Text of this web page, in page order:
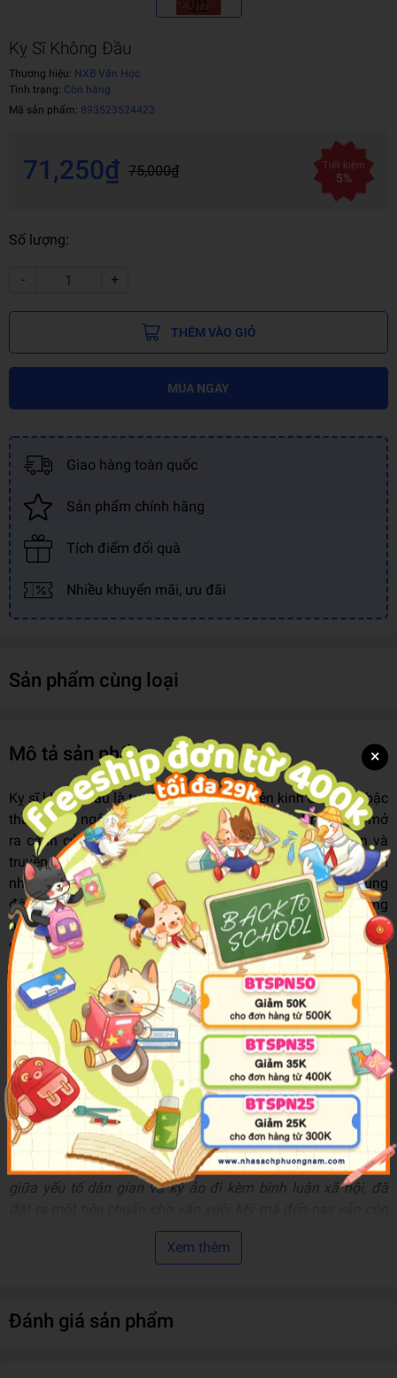
Kỵ Sĩ Không Đầu
Thương hiệu: NXB Văn Học
Tình trạng: Còn hàng
Mã sản phẩm: 893523524423
71,250₫ 75,000₫ Tiết kiệm
5%
Số lượng:
- +
THÊM VÀO GIỎ
MUA NGAY
Giao hàng toàn quốc
Sản phẩm chính hãng
Tích điểm đổi quà
Nhiều khuyến mãi, ưu đãi
Sản phẩm cùng loại
Mô tả sản phẩm
Kỵ sĩ không đầu là tuyển tập 7 câu chuyện kinh điển của bậc
thầy chyện ngắn người Mỹ Washington Irving. Không chỉ mở
ra cánh cửa dẫn vào thế giới của huyền thoại dân gian và
truyền thuyết bí ẩn, tập truyện ngắn này còn mang đến
những suy ngẫm sâu sắc về bản chất con người, Sự xung
đột giữa cũ và mới, và sức mạnh bất tận của trí tưởng
tượng. Từ truyền thuyết rùng rợn về bóng ma kỵ sĩ xứ Hesse
trong Kỵ sĩ không đầu, đến câu chuyện đầy bí ẩn của Rip
Van Winkle, mỗi truyện đều là một lát cắt sống động của
cuộc sống và văn hóa Mỹ đầu thế kỷ 19. Tuyển tập này
không chỉ là sự kết hợp giữa huyền thoại, kỳ ảo và đời thực
mà còn khắc họa sâu sắc những tâm tư, tính cách và giấc
mơ của con người. Đây là một cuốn sách không thể thiếu
cho những độc giả yêu thích văn học cổ điển và văn hóa
Mỹ.
------
"Sự điêu luyện trong nghệ thuật kể chuyển của Irving kết hợp
giữa yếu tố dân gian và kỳ ảo đi kèm bình luận xã hội, đã
vang vọng" - The Guardian
"Washington Irving thường được gọi là cha đẻ của văn học
hỉnh trường tồn theo thời gian" - The New York Times
Xem thêm
Đánh giá sản phẩm
×